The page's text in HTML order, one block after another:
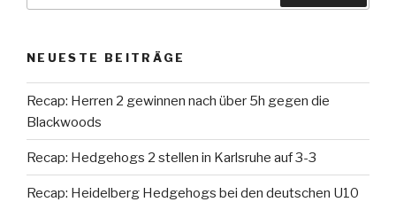
NEUESTE BEITRÄGE
Recap: Herren 2 gewinnen nach über 5h gegen die
Blackwoods
Recap: Hedgehogs 2 stellen in Karlsruhe auf 3-3
Recap: Heidelberg Hedgehogs bei den deutschen U10